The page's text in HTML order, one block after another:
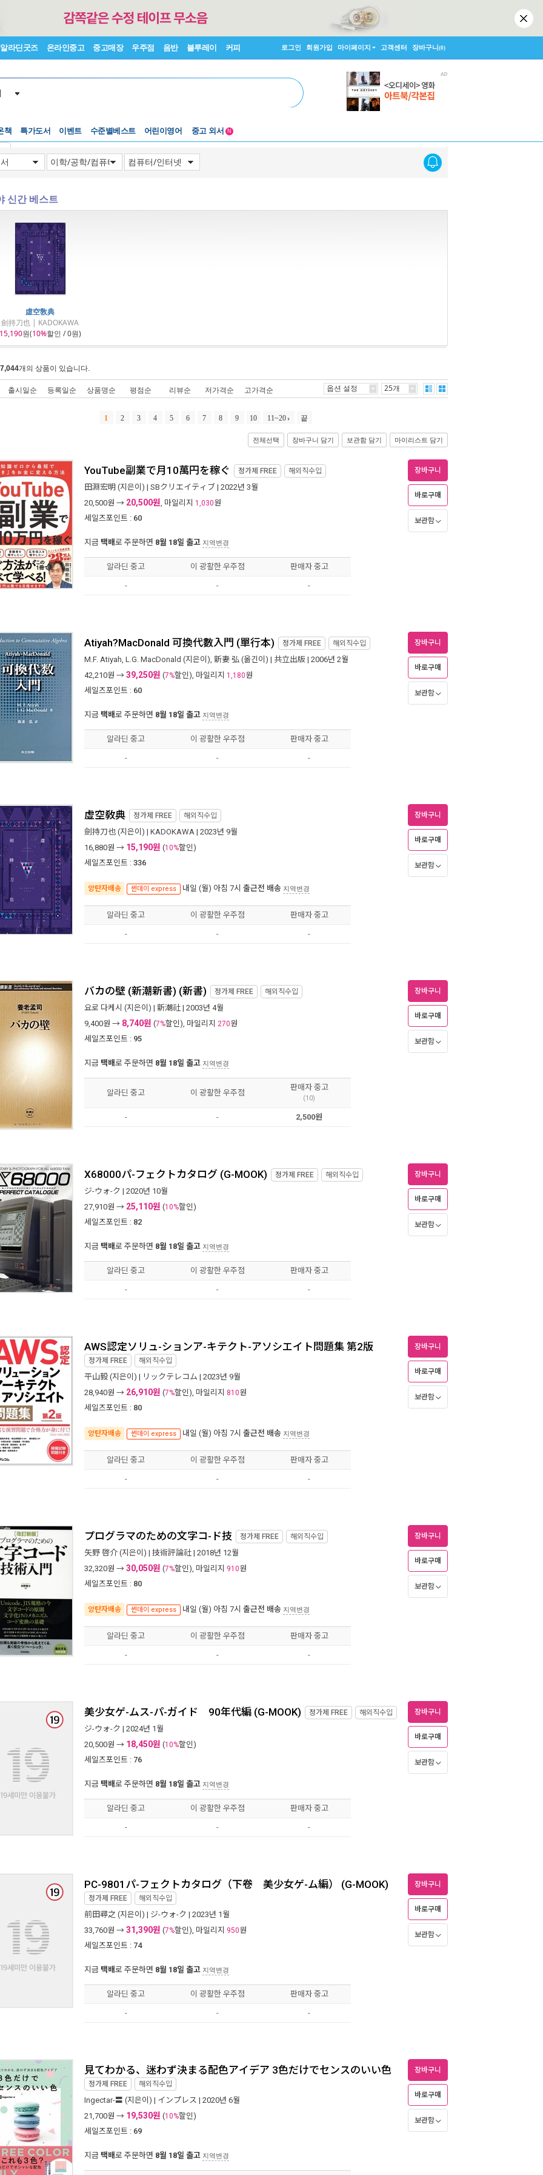
알라딘굿즈 온라인중고 중고매장 우주점 음반 블루레이 커피 로그인 회원가입 마이페이지 고객센터 장바구니(0)
책 특가도서 이벤트
Lexile®
어린이영어
5백원부터
N
신간 베스트
虛空敎典
劍持刀也 | KADOKAWA
원(10%할인 / 0원)
개의 상품이 있습니다.
출시일순 등록일순 상품명순 평점순 리뷰순 저가격순 고가격순 옵션 설정 25개
1 2 3 4 5 6 7 8 9 10 11~20 끝
전체선택 장바구니 담기 보관함 담기 마이리스트 담기
YouTube副業で月10萬円を稼ぐ 정가제 FREE 해외직수입
田淵宏明 (지은이) | SBクリエイティブ | 2022년 3월
20,500원 → 20,500원, 마일리지 1,030원
세일즈포인트 : 60
지금 택배로 주문하면 8월 18일 출고 지역변경
장바구니
바로구매
보관함
알라딘 중고 이 광활한 우주점 판매자 중고
- - -
Atiyah?MacDonald 可換代數入門 (單行本) 정가제 FREE 해외직수입
M.F. Atiyah, L.G. MacDonald (지은이), 新妻 弘 (옮긴이) | 共立出版 | 2006년 2월
42,210원 → 39,250원 (7%할인), 마일리지 1,180원
세일즈포인트 : 60
지금 택배로 주문하면 8월 18일 출고 지역변경
장바구니
바로구매
보관함
알라딘 중고 이 광활한 우주점 판매자 중고
- - -
虛空敎典 정가제 FREE 해외직수입
劍持刀也 (지은이) | KADOKAWA | 2023년 9월
16,880원 → 15,190원 (10%할인)
세일즈포인트 : 336
양탄자배송 썬데이 express 내일 (월) 아침 7시 출근전 배송 지역변경
장바구니
바로구매
보관함
알라딘 중고 이 광활한 우주점 판매자 중고
- - -
バカの壁 (新潮新書) (新書) 정가제 FREE 해외직수입
요로 다케시 (지은이) | 新潮社 | 2003년 4월
9,400원 → 8,740원 (7%할인), 마일리지 270원
세일즈포인트 : 95
지금 택배로 주문하면 8월 18일 출고 지역변경
장바구니
바로구매
보관함
알라딘 중고 이 광활한 우주점
판매자 중고
(10)
- - 2,500원
X68000パ-フェクトカタログ (G-MOOK) 정가제 FREE 해외직수입
ジ-ウォ-ク | 2020년 10월
27,910원 → 25,110원 (10%할인)
세일즈포인트 : 82
지금 택배로 주문하면 8월 18일 출고 지역변경
장바구니
바로구매
보관함
알라딘 중고 이 광활한 우주점 판매자 중고
- - -
AWS認定ソリュ-ションア-キテクト-アソシエイト問題集 第2版
정가제 FREE 해외직수입
平山毅 (지은이) | リックテレコム | 2023년 9월
28,940원 → 26,910원 (7%할인), 마일리지 810원
세일즈포인트 : 80
양탄자배송 썬데이 express 내일 (월) 아침 7시 출근전 배송 지역변경
장바구니
바로구매
보관함
알라딘 중고 이 광활한 우주점 판매자 중고
- - -
プログラマのための文字コ-ド技 정가제 FREE 해외직수입
矢野 啓介 (지은이) | 技術評論社 | 2018년 12월
32,320원 → 30,050원 (7%할인), 마일리지 910원
세일즈포인트 : 80
양탄자배송 썬데이 express 내일 (월) 아침 7시 출근전 배송 지역변경
장바구니
바로구매
보관함
알라딘 중고 이 광활한 우주점 판매자 중고
- - -
美少女ゲ-ムス-パ-ガイド 90年代編 (G-MOOK) 정가제 FREE 해외직수입
ジ-ウォ-ク | 2024년 1월
20,500원 → 18,450원 (10%할인)
세일즈포인트 : 76
지금 택배로 주문하면 8월 18일 출고 지역변경
장바구니
바로구매
보관함
알라딘 중고 이 광활한 우주점 판매자 중고
- - -
PC-9801パ-フェクトカタログ（下卷 美少女ゲ-ム編） (G-MOOK)
정가제 FREE 해외직수입
前田尋之 (지은이) | ジ-ウォ-ク | 2023년 1월
33,760원 → 31,390원 (7%할인), 마일리지 950원
세일즈포인트 : 74
지금 택배로 주문하면 8월 18일 출고 지역변경
장바구니
바로구매
보관함
알라딘 중고 이 광활한 우주점 판매자 중고
- - -
見てわかる、迷わず決まる配色アイデア 3色だけでセンスのいい色
정가제 FREE 해외직수입
Ingectar-〓 (지은이) | インプレス | 2020년 6월
21,700원 → 19,530원 (10%할인)
세일즈포인트 : 69
지금 택배로 주문하면 8월 18일 출고 지역변경
장바구니
바로구매
보관함